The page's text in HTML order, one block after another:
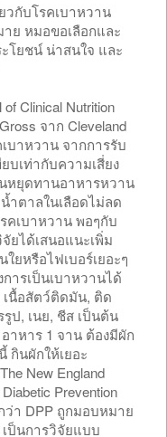
วกับโรคเบาหวาน
ย หมอขอเลือกและ
โยชน์ น่าสนใจ และ
Clinical Nutrition
จาก Cleveland
บาหวาน จากการรับ
บเท่ากับความเสี่ยง
หยุดทานอาหารหวาน
ำตาลในเลือดไม่ลด
คเบาหวาน พอๆกับ
ยได้เสนอแนะเพิ่ม
ยหรือไฟเบอร์เยอะๆ
ารเป็นเบาหวานได้
นื้อสัตว์ติดมัน, ติด
ป, เนย, ชีส เป็นต้น
าหาร 1 จาน ต้องมีผัก
กินผักให้เยอะ
New England
Prevention
ว่า DPP ถูกมอบหมาย
ป็นการวิจัยแบบ